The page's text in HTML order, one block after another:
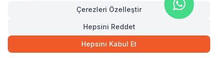
234,00TL Hızlı Teslimat
SEPETE EKLE
Sıkça Sorulan Sorular
Ovacık Mah. Hacıoğlu Sok. No:13 Başiskele / KOCAELİ
Müşteri Destek Hattı
Çerezleri Özelleştir
Hepsini Reddet
Hepsini Kabul Et